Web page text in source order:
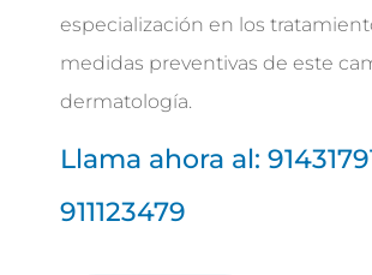
especialización en los
medidas preventivas de este
dermatología.
Llama ahora al:
911123479